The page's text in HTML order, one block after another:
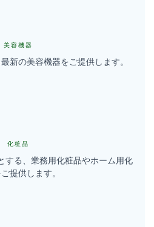
美容機器
新の美容機器をご提供します。
化粧品
する、業務用化粧品やホーム用化
提供します。